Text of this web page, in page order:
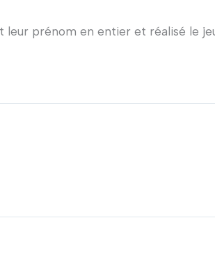
leur prénom en entier et réalisé le